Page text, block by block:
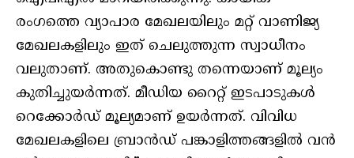
രംഗത്തെ വ്യാപാര മേഖലയിലും മറ്റ് വാണിജ്യ
മേഖലകളിലും ഇത് ചെലുത്തുന്ന സ്വാധീനം
വലുതാണ്. അതുകൊണ്ടു തന്നെയാണ് മൂല്യം
കുതിച്ചുയര്‍ന്നത്. മീഡിയ റൈറ്റ് ഇടപാടുകള്‍
റെക്കോര്‍ഡ് മൂല്യമാണ് ഉയര്‍ന്നത്. വിവിധ
മേഖലകളിലെ ബ്രാന്‍ഡ് പങ്കാളിത്തങ്ങളില്‍ വന്‍